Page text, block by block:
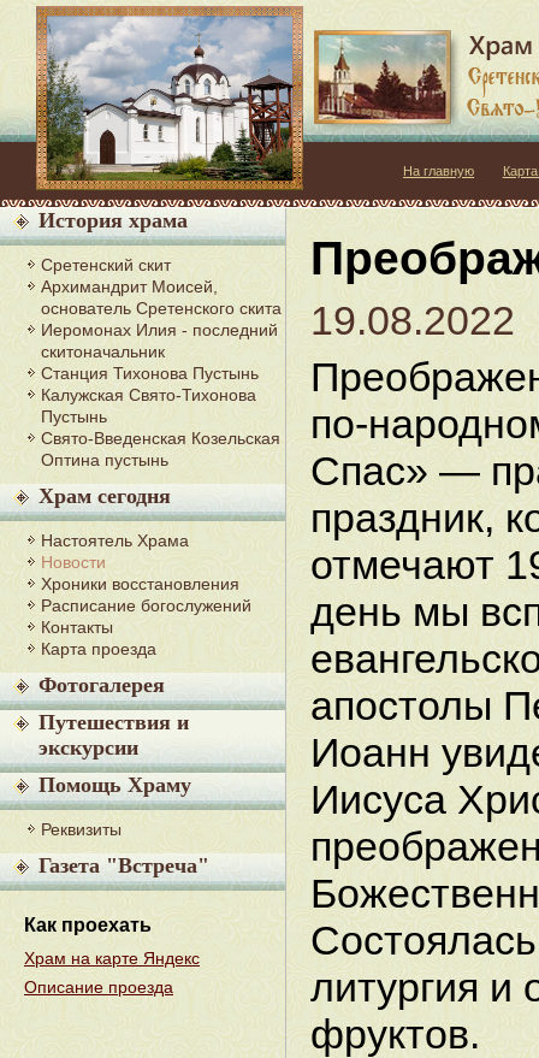
На главную
История храма
Сретенский скит
Архимандрит Моисей,
основатель Сретенского скита
Иеромонах Илия - последний
скитоначальник
Станция Тихонова Пустынь
Калужская Свято-Тихонова
Пустынь
Свято-Введенская Козельская
Оптина пустынь
Храм сегодня
Настоятель Храма
Новости
Хроники восстановления
Расписание богослужений
Контакты
Карта проезда
Фотогалерея
Путешествия и
экскурсии
Помощь Храму
Реквизиты
Газета "Встреча"
Как проехать
Храм на карте Яндекс
Описание проезда
19.08.2022
по-
Спас» —
праздник,
отмечают
день мы
апостолы
Иоанн
Иисуса
литургия и
фруктов.